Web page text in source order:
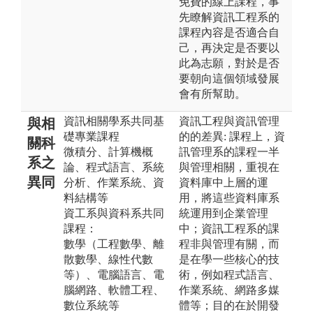
先瞭解資訊工程系的
課程內容是否適合自
己，再決定是否要以
此為志願，對於是否
要朝向這個領域發展
會有所幫助。
與相
關科
系之
異同
資訊相關學系共同基
礎專業課程
微積分、計算機概
論、程式語言、系統
分析、作業系統、資
料結構等
資工系與資科系共同
課程：
數學（工程數學、離
散數學、線性代數
等）、電腦語言、電
腦網路、軟體工程、
數位系統等
資訊工程與資訊管理
的的差異: 課程上，資
訊管理系的課程一半
與管理相關，重視在
資料庫中上層的運
用，將這些資料庫系
統運用到企業管理
中；資訊工程系的課
程非與管理有關，而
是在學一些核心的技
術，例如程式語言、
作業系統、網路多媒
體等；目的在於開發